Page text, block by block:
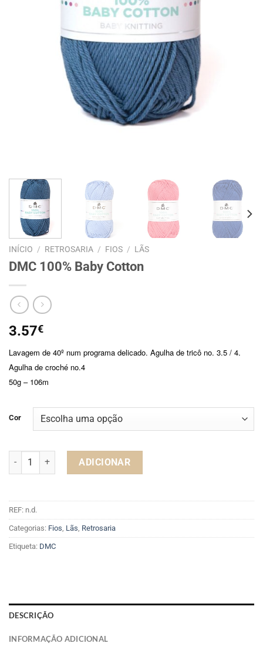
INÍCIO / RETROSARIA / FIOS / LÃS
DMC 100% Baby Cotton
3.57€
Lavagem de 40º num programa delicado. Agulha de tricô no. 3.5 / 4.
Agulha de croché no.4
50g – 106m
Cor
Quantidade de DMC 100% Baby Cotton
ADICIONAR
REF: n.d.
Categorias: Fios Lãs Retrosaria
Etiqueta: DMC
DESCRIÇÃO
INFORMAÇÃO ADICIONAL